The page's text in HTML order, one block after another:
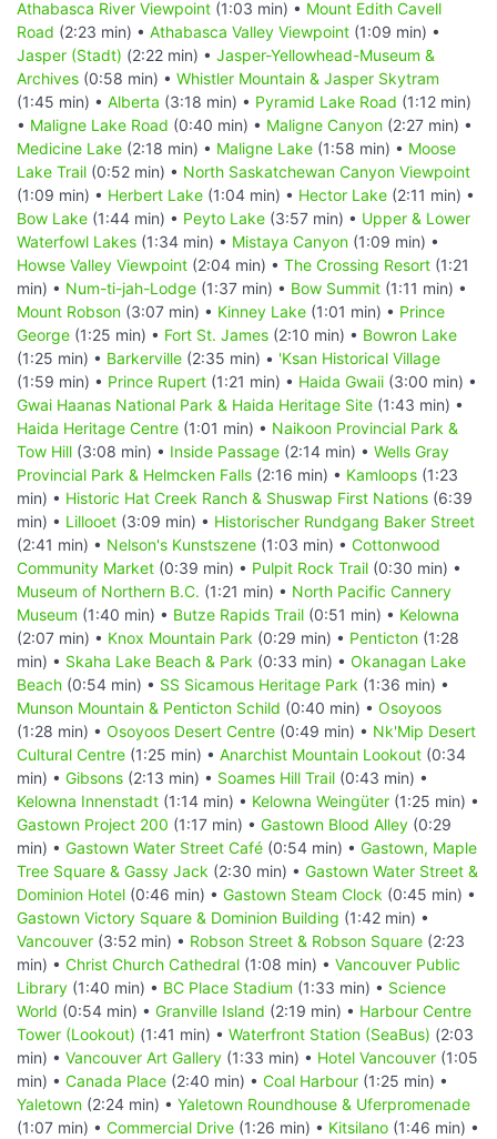
Athabasca River Viewpoint (1:03 min) • Mount Edith Cavell
Road (2:23 min) • Athabasca Valley Viewpoint (1:09 min) •
Jasper (Stadt) (2:22 min) • Jasper-Yellowhead-Museum &
Archives (0:58 min) • Whistler Mountain & Jasper Skytram
(1:45 min) • Alberta (3:18 min) • Pyramid Lake Road (1:12 min)
• Maligne Lake Road (0:40 min) • Maligne Canyon (2:27 min) •
Medicine Lake (2:18 min) • Maligne Lake (1:58 min) • Moose
Lake Trail (0:52 min) • North Saskatchewan Canyon Viewpoint
(1:09 min) • Herbert Lake (1:04 min) • Hector Lake (2:11 min) •
Bow Lake (1:44 min) • Peyto Lake (3:57 min) • Upper & Lower
Waterfowl Lakes (1:34 min) • Mistaya Canyon (1:09 min) •
Howse Valley Viewpoint (2:04 min) • The Crossing Resort (1:21
min) • Num-ti-jah-Lodge (1:37 min) • Bow Summit (1:11 min) •
Mount Robson (3:07 min) • Kinney Lake (1:01 min) • Prince
George (1:25 min) • Fort St. James (2:10 min) • Bowron Lake
(1:25 min) • Barkerville (2:35 min) • 'Ksan Historical Village
(1:59 min) • Prince Rupert (1:21 min) • Haida Gwaii (3:00 min) •
Gwai Haanas National Park & Haida Heritage Site (1:43 min) •
Haida Heritage Centre (1:01 min) • Naikoon Provincial Park &
Tow Hill (3:08 min) • Inside Passage (2:14 min) • Wells Gray
Provincial Park & Helmcken Falls (2:16 min) • Kamloops (1:23
min) • Historic Hat Creek Ranch & Shuswap First Nations (6:39
min) • Lillooet (3:09 min) • Historischer Rundgang Baker Street
(2:41 min) • Nelson's Kunstszene (1:03 min) • Cottonwood
Community Market (0:39 min) • Pulpit Rock Trail (0:30 min) •
Museum of Northern B.C. (1:21 min) • North Pacific Cannery
Museum (1:40 min) • Butze Rapids Trail (0:51 min) • Kelowna
(2:07 min) • Knox Mountain Park (0:29 min) • Penticton (1:28
min) • Skaha Lake Beach & Park (0:33 min) • Okanagan Lake
Beach (0:54 min) • SS Sicamous Heritage Park (1:36 min) •
Munson Mountain & Penticton Schild (0:40 min) • Osoyoos
(1:28 min) • Osoyoos Desert Centre (0:49 min) • Nk'Mip Desert
Cultural Centre (1:25 min) • Anarchist Mountain Lookout (0:34
min) • Gibsons (2:13 min) • Soames Hill Trail (0:43 min) •
Kelowna Innenstadt (1:14 min) • Kelowna Weingüter (1:25 min) •
Gastown Project 200 (1:17 min) • Gastown Blood Alley (0:29
min) • Gastown Water Street Café (0:54 min) • Gastown, Maple
Tree Square & Gassy Jack (2:30 min) • Gastown Water Street &
Dominion Hotel (0:46 min) • Gastown Steam Clock (0:45 min) •
Gastown Victory Square & Dominion Building (1:42 min) •
Vancouver (3:52 min) • Robson Street & Robson Square (2:23
min) • Christ Church Cathedral (1:08 min) • Vancouver Public
Library (1:40 min) • BC Place Stadium (1:33 min) • Science
World (0:54 min) • Granville Island (2:19 min) • Harbour Centre
Tower (Lookout) (1:41 min) • Waterfront Station (SeaBus) (2:03
min) • Vancouver Art Gallery (1:33 min) • Hotel Vancouver (1:05
min) • Canada Place (2:40 min) • Coal Harbour (1:25 min) •
Yaletown (2:24 min) • Yaletown Roundhouse & Uferpromenade
(1:07 min) • Commercial Drive (1:26 min) • Kitsilano (1:46 min) •